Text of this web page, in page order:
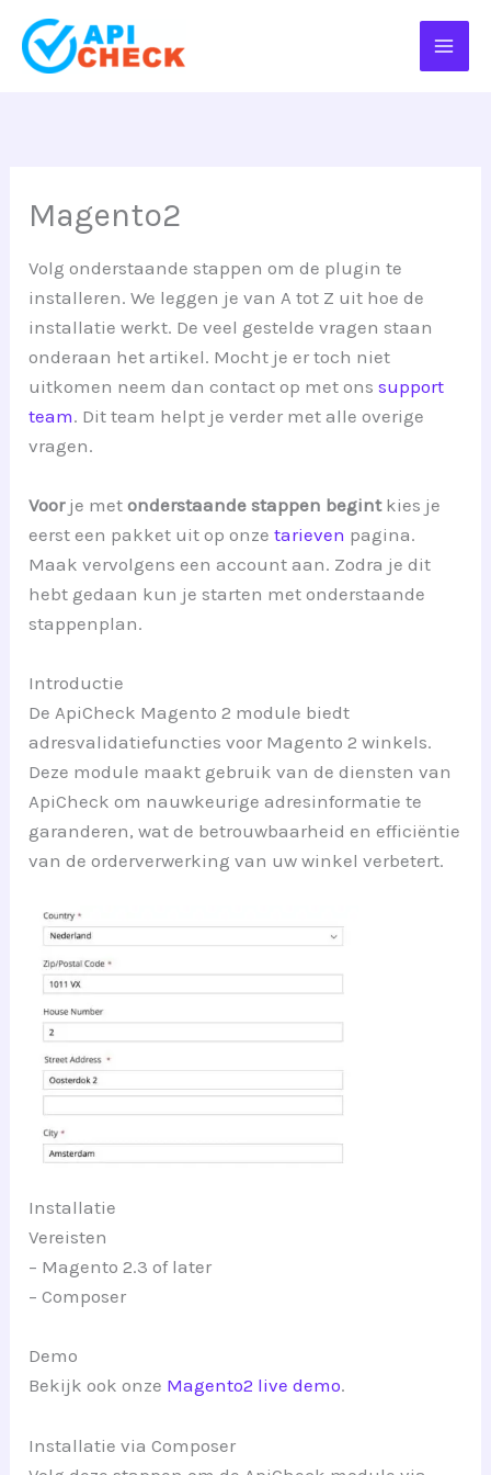
naar
Magento2
Volg onderstaande stappen om de plugin te
installeren. We leggen je van A tot Z uit hoe de
installatie werkt. De veel gestelde vragen staan
onderaan het artikel. Mocht je er toch niet
uitkomen neem dan contact op met onssupport
team. Dit team helpt je verder met alle overige
vragen.
Voor je metonderstaande stappen begintkies je
eerst een pakket uit op onzetarieven pagina.
Maak vervolgens een account aan. Zodra je dit
hebt gedaan kun je starten met onderstaande
stappenplan.
Introductie
De ApiCheck Magento 2 module biedt
adresvalidatiefuncties voor Magento 2 winkels.
Deze module maakt gebruik van de diensten van
ApiCheck om nauwkeurige adresinformatie te
garanderen, wat de betrouwbaarheid en efficiëntie
van de orderverwerking van uw winkel verbetert.
Installatie
Vereisten
– Magento 2.3 of later
– Composer
Demo
Bekijk ook onze Magento2 live demo.
Installatie via Composer